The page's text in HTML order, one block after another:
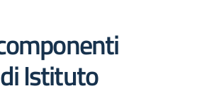
Istituto